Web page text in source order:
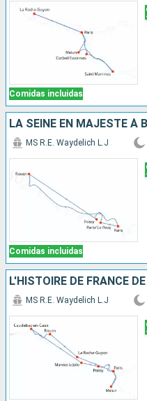
Comidas incluidas
Comidas incluidas
MS R.E. Waydelich L.J
MS R.E. Waydelich L.J